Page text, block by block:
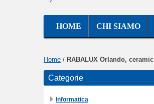
HOME CHI SIAMO
Home / RABALUX Orlando,
Categorie
Informatica